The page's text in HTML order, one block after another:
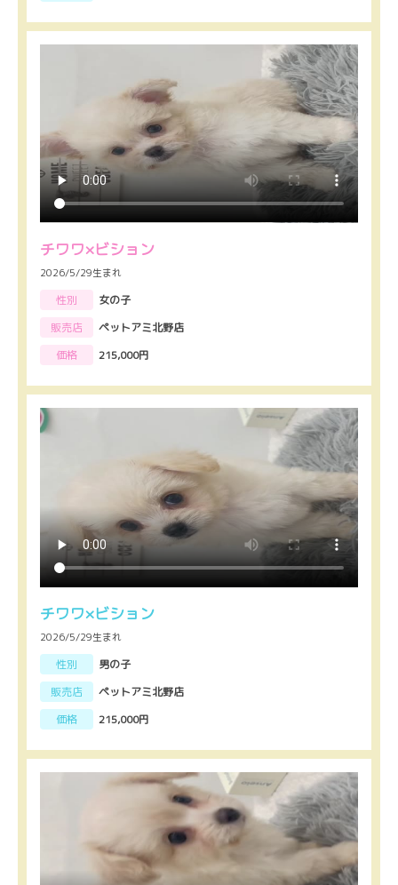
チワワ×ビション
2026/5/29生まれ
性別
女の子
販売店
ペットアミ北野店
価格
215,000円
チワワ×ビション
2026/5/29生まれ
性別
男の子
販売店
ペットアミ北野店
価格
215,000円